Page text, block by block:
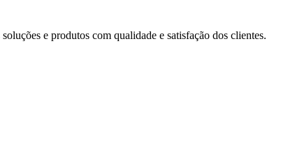
e produtos com qualidade e satisfação dos clientes.